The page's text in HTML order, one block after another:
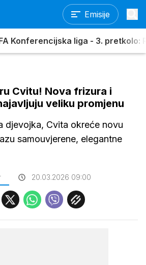
Emisije
Konferencijska liga - 3. pretkolo:
Cvitu! Nova frizura i
veliku promjenu
djevojka, Cvita okreće novu
samouvjerene, elegantne
20.03.2026 09:00